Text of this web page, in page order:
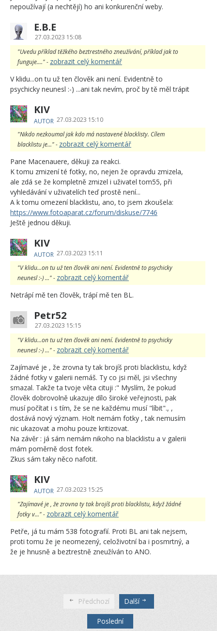
nepoužívají (a nechtějí) ho ani konkurenční weby.
E.B.E
27.03.2023 15:08
"Uvedu příklad těžkého beztrestného zneužívání, příklad jak to
funguje...." - zobrazit celý komentář
V klidu...on tu už ten člověk ani není. Evidentně to
psychicky neunesl :-) ...ani tak nevím, proč by tě měl trápit
KIV
AUTOR 27.03.2023 15:10
"Nikdo nezkoumal jak kdo má nastavené blacklisty. Cílem
blacklistu je..." - zobrazit celý komentář
Pane Macenauere, děkuji za reakci.
K tomu zmizení té fotky, no, nejen že opravdu zmizela,
ale zdá se že kompletně zmizel i uživatel tom55, při
vyhledávání v uživatelích teď prostě není...
A k tomu omezení blacklistu, ano, to jsem zkoušela:
https://www.fotoaparat.cz/forum/diskuse/7746
Ještě jednou děkuji.
KIV
AUTOR 27.03.2023 15:11
"V klidu...on tu už ten člověk ani není. Evidentně to psychicky
neunesl :-) ..." - zobrazit celý komentář
Netrápí mě ten člověk, trápí mě ten BL.
Petr52
27.03.2023 15:15
"V klidu...on tu už ten člověk ani není. Evidentně to psychicky
neunesl :-) ..." - zobrazit celý komentář
Zajímavé je , že zrovna ty tak brojíš proti blacklistu, když
žádné fotky v galerii nemáš. Ty co jsi měl, jsi všechny
smazal. Takže ta tvoje věta cituji :" Myslím, že pokud
člověk dobrovolně ukazuje dílo široké veřejnosti, pak
musí počítat i s tím, že se ne každému musí "líbit"., ,
dostává nový význam. Holt nemám fotky , tak nemusím
nic ukazovat a mohu pouze kritizovat.
Na závěr : já sám nemám nikoho na blacklistu a v galerii
mám poměrně dost fotek.
Zkus sám taky něco nafotit.
KIV
AUTOR 27.03.2023 15:25
"Zajímavé je , že zrovna ty tak brojíš proti blacklistu, když žádné
fotky v..." - zobrazit celý komentář
Petře, já tu mám 538 fotografií. Proti BL ani tak nejsem,
proti tomu že je neomezený, celoživotní ba i posmrtný, a
že je hnusně a beztrestně zneužíván to ANO.
Předchozí Další
Poslední